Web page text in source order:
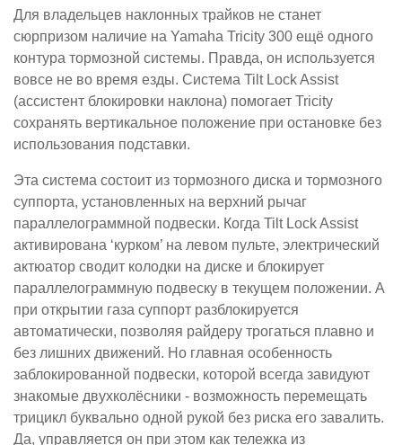
Для владельцев наклонных трайков не станет
сюрпризом наличие на Yamaha Tricity 300 ещё одного
контура тормозной системы. Правда, он используется
вовсе не во время езды. Система Tilt Lock Assist
(ассистент блокировки наклона) помогает Tricity
сохранять вертикальное положение при остановке без
использования подставки.
Эта система состоит из тормозного диска и тормозного
суппорта, установленных на верхний рычаг
параллелограммной подвески. Когда Tilt Lock Assist
активирована ‘курком’ на левом пульте, электрический
актюатор сводит колодки на диске и блокирует
параллелограммную подвеску в текущем положении. А
при открытии газа суппорт разблокируется
автоматически, позволяя райдеру трогаться плавно и
без лишних движений. Но главная особенность
заблокированной подвески, которой всегда завидуют
знакомые двухколёсники - возможность перемещать
трицикл буквально одной рукой без риска его завалить.
Да, управляется он при этом как тележка из